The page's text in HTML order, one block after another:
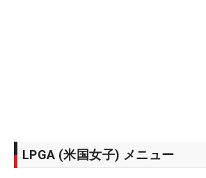
LPGA (米国女子) メニュー